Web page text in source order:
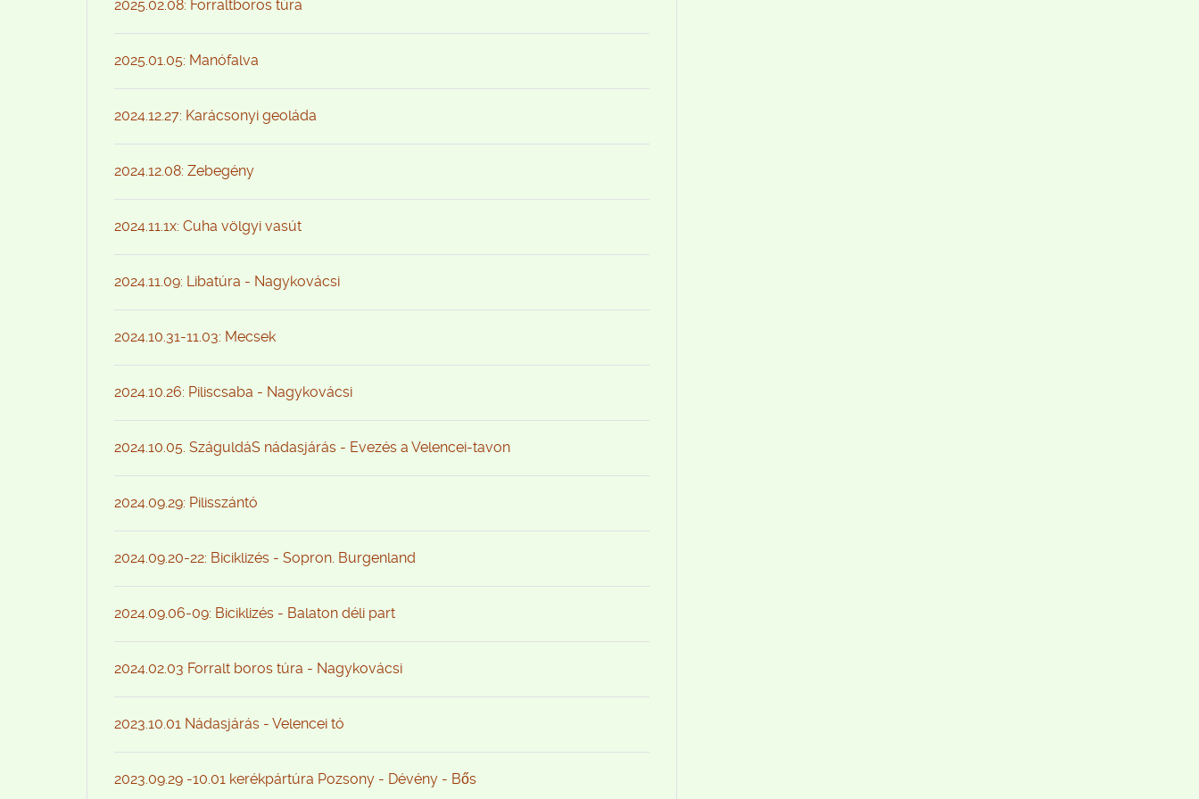
2025.02.08: Forraltboros túra
2025.01.05: Manófalva
2024.12.27: Karácsonyi geoláda
2024.12.08: Zebegény
2024.11.1x: Cuha völgyi vasút
2024.11.09: Libatúra - Nagykovácsi
2024.10.31-11.03: Mecsek
2024.10.26: Piliscsaba - Nagykovácsi
2024.10.05. SzáguldáS nádasjárás - Evezés a Velencei-tavon
2024.09.29: Pilisszántó
2024.09.20-22: Biciklizés - Sopron. Burgenland
2024.09.06-09: Biciklizés - Balaton déli part
2024.02.03 Forralt boros túra - Nagykovácsi
2023.10.01 Nádasjárás - Velencei tó
2023.09.29 -10.01 kerékpártúra Pozsony - Dévény - Bős